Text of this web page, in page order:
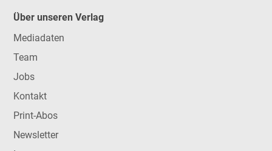
Über unseren Verlag
Mediadaten
Team
Jobs
Kontakt
Print-Abos
Newsletter